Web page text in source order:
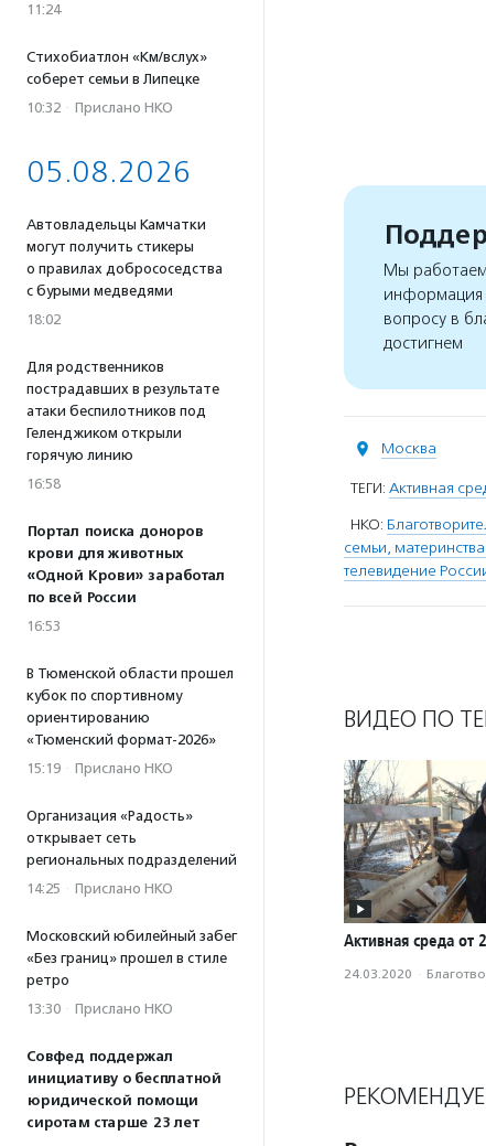
11:24
Стихобиатлон «Км/вслух»
соберет семьи в Липецке
10:32 · Прислано НКО
05.08.2026
Автовладельцы Камчатки
могут получить стикеры
о правилах добрососедства
с бурыми медведями
18:02
Для родственников
пострадавших в результате
атаки беспилотников под
Геленджиком открыли
горячую линию
16:58
Портал поиска доноров
крови для животных
«Одной Крови» заработал
по всей России
16:53
В Тюменской области прошел
кубок по спортивному
ориентированию
«Тюменский формат-2026»
15:19 · Прислано НКО
Организация «Радость»
открывает сеть
региональных подразделений
14:25 · Прислано НКО
Московский юбилейный забег
«Без границ» прошел в стиле
ретро
13:30 · Прислано НКО
Совфед поддержал
инициативу о бесплатной
юридической помощи
сиротам старше 23 лет
Мы
информация
вопросу в
достигнем
Москва
ТЕГИ: Активная
НКО:
семьи,
телевидение
ВИДЕО ПО
Активная среда от
24.03.2020 ·